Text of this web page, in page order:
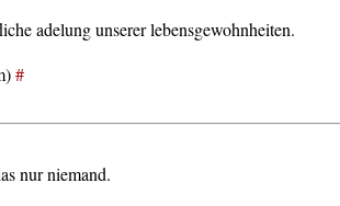
adelung unserer lebensgewohnheiten.
#
nur niemand.